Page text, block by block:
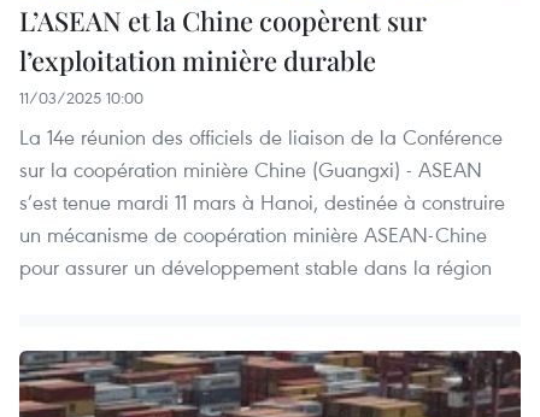
L’ASEAN et la Chine coopèrent sur
l’exploitation minière durable
11/03/2025 10:00
La 14e réunion des officiels de liaison de la Conférence
sur la coopération minière Chine (Guangxi) - ASEAN
s’est tenue mardi 11 mars à Hanoi, destinée à construire
un mécanisme de coopération minière ASEAN-Chine
pour assurer un développement stable dans la région